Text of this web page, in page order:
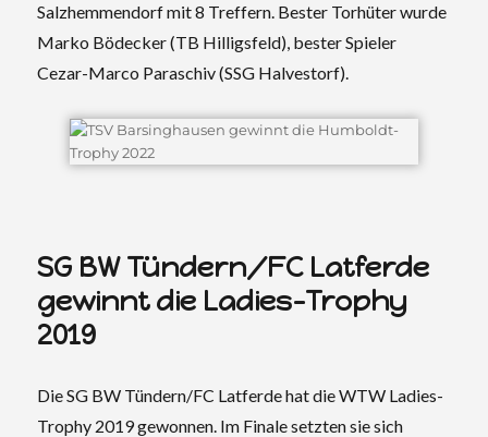
Salzhemmendorf mit 8 Treffern. Bester Torhüter wurde
Marko Bödecker (TB Hilligsfeld), bester Spieler
Cezar-Marco Paraschiv (SSG Halvestorf).
SG BW Tündern/FC Latferde
gewinnt die Ladies-Trophy
2019
Die SG BW Tündern/FC Latferde hat die WTW Ladies-
Trophy 2019 gewonnen. Im Finale setzten sie sich